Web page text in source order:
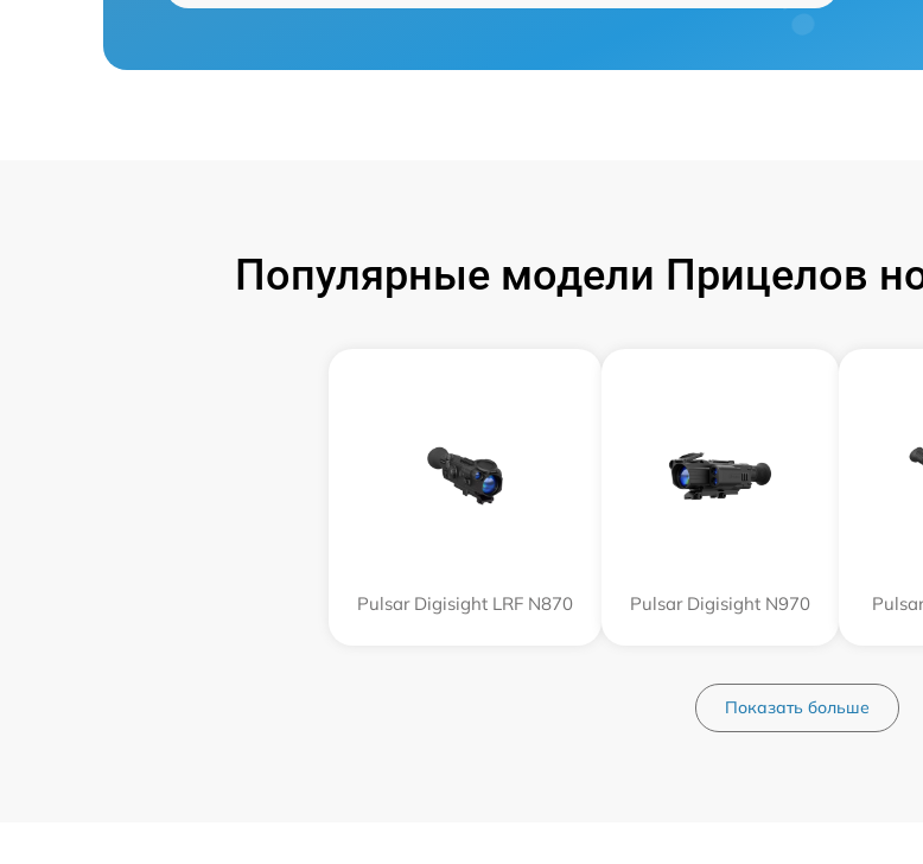
Популярные модели Прицелов
Pulsar Digisight LRF N870 Pulsar Digisight N970
Показать больше